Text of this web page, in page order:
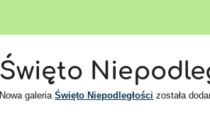
Aktualności
Święto
Nowa galeriaŚwięto Niepodległości została